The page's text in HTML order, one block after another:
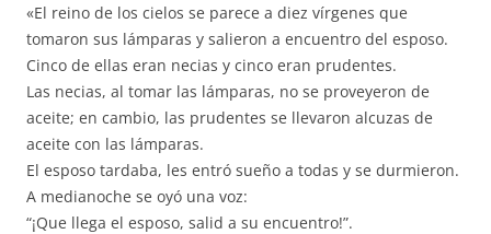
«El reino de los cielos se parece a diez vírgenes que
tomaron sus lámparas y salieron a encuentro del esposo.
Cinco de ellas eran necias y cinco eran prudentes.
Las necias, al tomar las lámparas, no se proveyeron de
aceite; en cambio, las prudentes se llevaron alcuzas de
aceite con las lámparas.
El esposo tardaba, les entró sueño a todas y se durmieron.
A medianoche se oyó una voz:
“¡Que llega el esposo, salid a su encuentro!”.